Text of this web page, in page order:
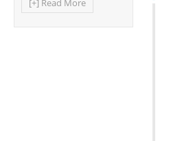
[+] Read More